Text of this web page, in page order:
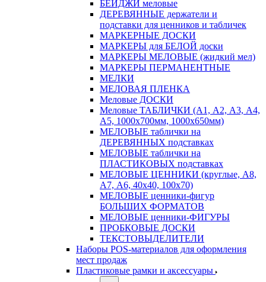
БЕЙДЖИ меловые
ДЕРЕВЯННЫЕ держатели и
подставки для ценников и табличек
МАРКЕРНЫЕ ДОСКИ
МАРКЕРЫ для БЕЛОЙ доски
МАРКЕРЫ МЕЛОВЫЕ (жидкий мел)
МАРКЕРЫ ПЕРМАНЕНТНЫЕ
МЕЛКИ
МЕЛОВАЯ ПЛЕНКА
Меловые ДОСКИ
Меловые ТАБЛИЧКИ (А1, А2, А3, А4,
А5, 1000х700мм, 1000х650мм)
МЕЛОВЫЕ таблички на
ДЕРЕВЯННЫХ подставках
МЕЛОВЫЕ таблички на
ПЛАСТИКОВЫХ подставках
МЕЛОВЫЕ ЦЕННИКИ (круглые, А8,
А7, А6, 40х40, 100х70)
МЕЛОВЫЕ ценники-фигур
БОЛЬШИХ ФОРМАТОВ
МЕЛОВЫЕ ценники-ФИГУРЫ
ПРОБКОВЫЕ ДОСКИ
ТЕКСТОВЫДЕЛИТЕЛИ
Наборы POS-материалов для оформления
мест продаж
Пластиковые рамки и аксессуары